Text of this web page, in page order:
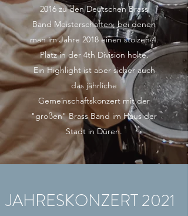
2016 zu den Deutschen Brass
Band Meisterschaften, bei denen
man im Jahre 2018 einen stolzen 4.
Platz in der 4th Division holte.
Ein Highlight ist aber sicher auch
das jährliche
Gemeinschaftskonzert mit der
"großen" Brass Band im Haus der
Stadt in Düren.
JAHRESKONZERT 2021